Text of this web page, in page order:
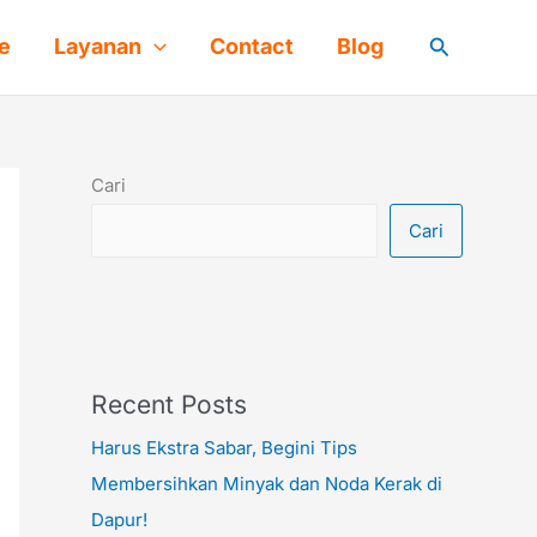
Layanan Contact Blog Cari
Cari
Cari
Recent Posts
Harus Ekstra Sabar, Begini Tips
Membersihkan Minyak dan Noda Kerak di
Dapur!